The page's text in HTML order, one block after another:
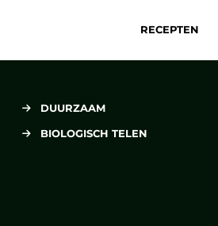
RECEPTEN
DUURZAAM
BIOLOGISCH TELEN